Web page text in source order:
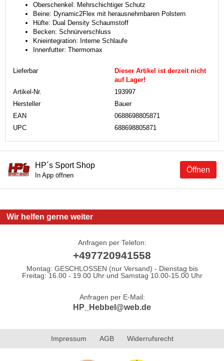
Oberschenkel: Mehrschichtiger Schutz
Beine: Dynamic2Flex mit herausnehmbaren Polstern
Hüfte: Dual Density Schaumstoff
Becken: Schnürverschluss
Knieintegration: Interne Schlaufe
Innenfutter: Thermomax
Lieferbar
Dieser Artikel ist derzeit nicht
auf Lager!
Artikel-Nr.
193997
Hersteller
Bauer
EAN
0688698805871
UPC
688698805871
Öffnen
HP´s Sport Shop
In App öffnen
Wir helfen gerne weiter
Anfragen per Telefon:
+497720941558
Montag: GESCHLOSSEN (nur Versand) - Dienstag bis
Freitag: 16.00 - 19.00 Uhr und Samstag 10.00-15.00 Uhr
Anfragen per E-Mail:
HP_Hebbel@web.de
Impressum AGB Widerrufsrecht